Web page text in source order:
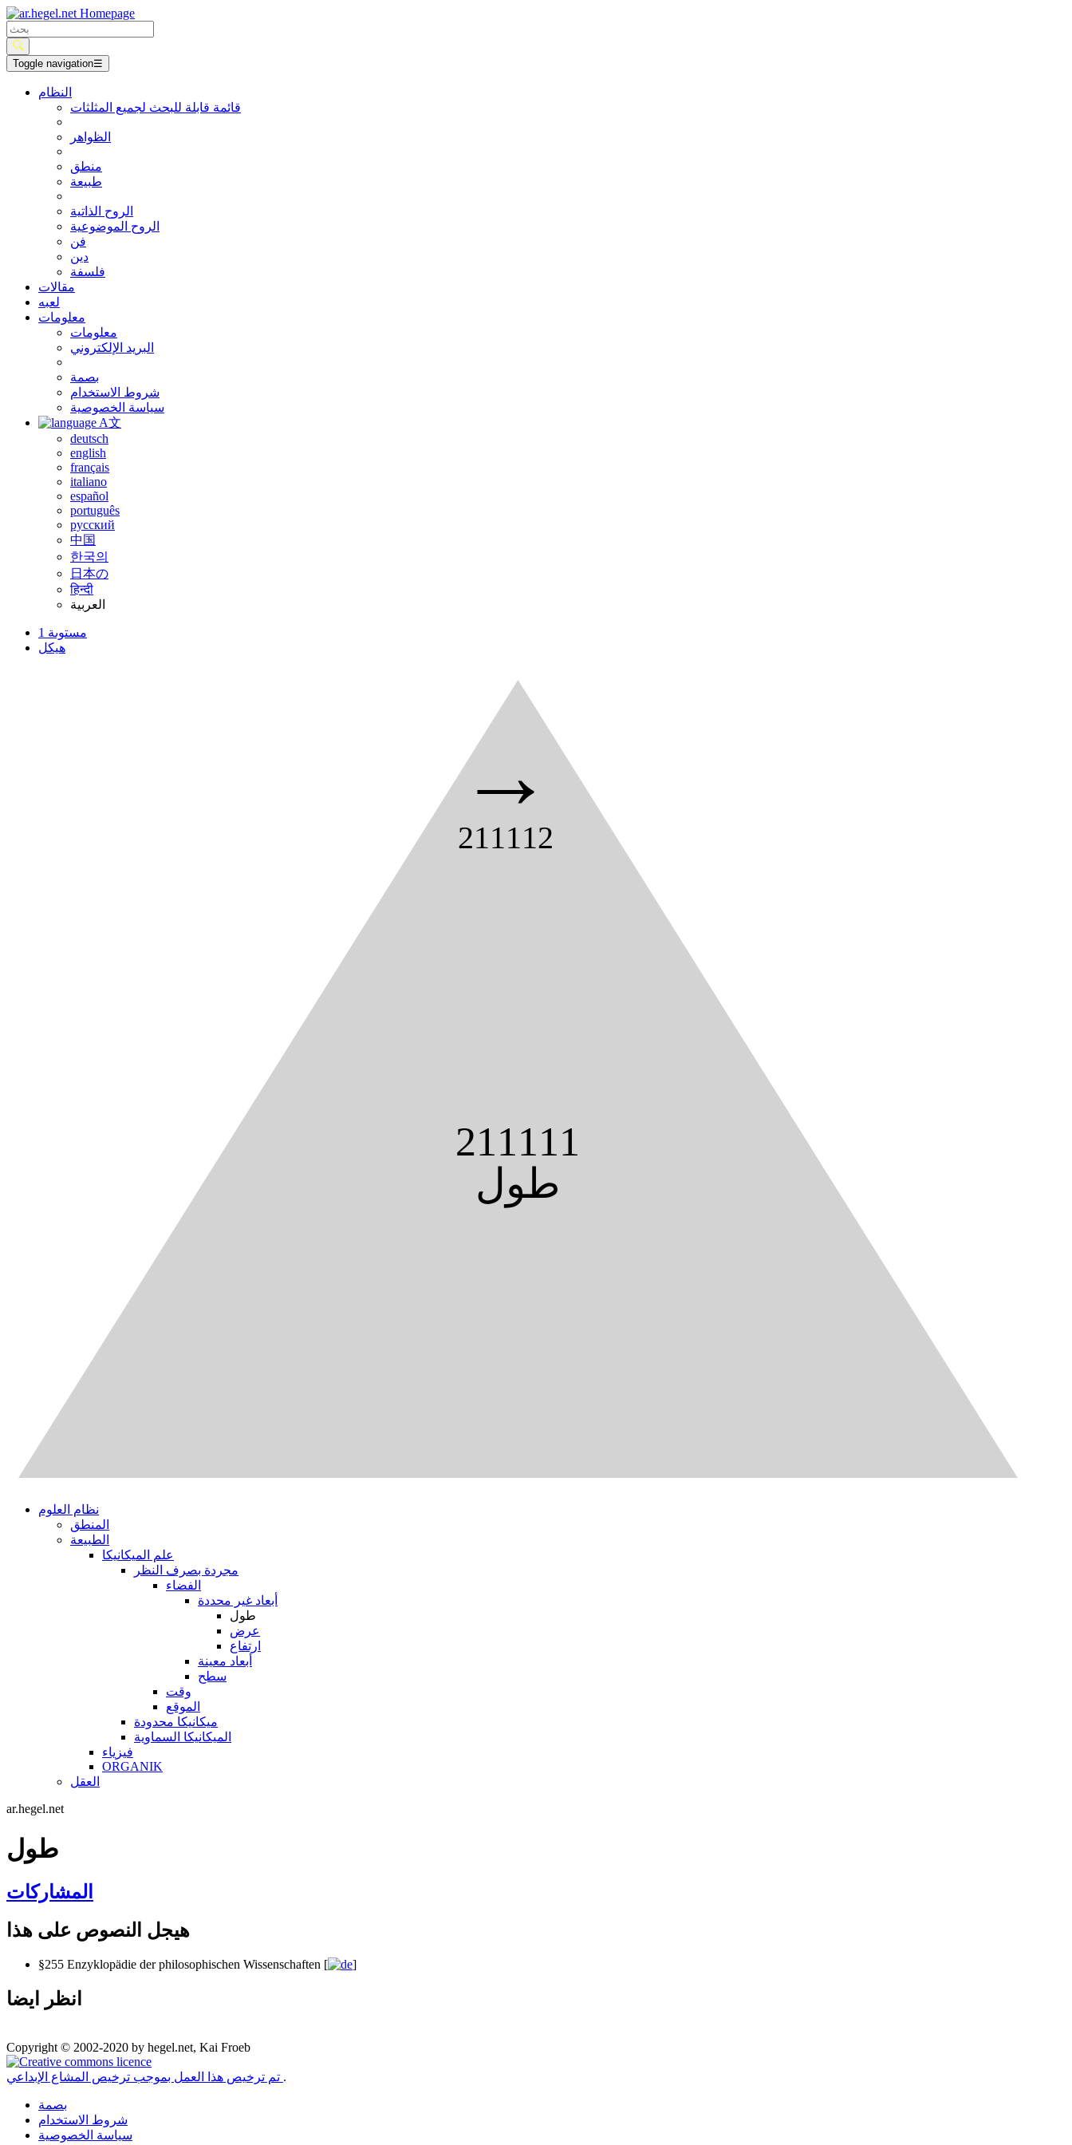
Toggle navigation☰
النظام
قائمة قابلة للبحث لجميع المثلثات
الظواهر
منطق
طبيعة
الروح الذاتية
الروح الموضوعية
فن
دين
فلسفة
مقالات
لعبه
معلومات
معلومات
البريد الإلكتروني
بصمة
شروط الاستخدام
سياسة الخصوصية
A文
deutsch
english
français
italiano
español
português
русский
中国
한국의
日本の
हिन्दी
العربية
مستوىة 1
هيكل
211111
طول
→
211112
نظام العلوم
المنطق
الطبيعة
علم الميكانيكا
مجردة بصرف النظر
الفضاء
أبعاد غير محددة
طول
عرض
ارتفاع
أبعاد معينة
سطح
وقت
الموقع
ميكانيكا محدودة
الميكانيكا السماوية
فيزياء
ORGANIK
العقل
ar.hegel.net
طول
المشاركات
هيجل النصوص على هذا
§255 Enzyklopädie der philosophischen Wissenschaften [ ]
انظر ايضا
Copyright © 2002-2020 by hegel.net, Kai Froeb
.
بصمة
شروط الاستخدام
سياسة الخصوصية